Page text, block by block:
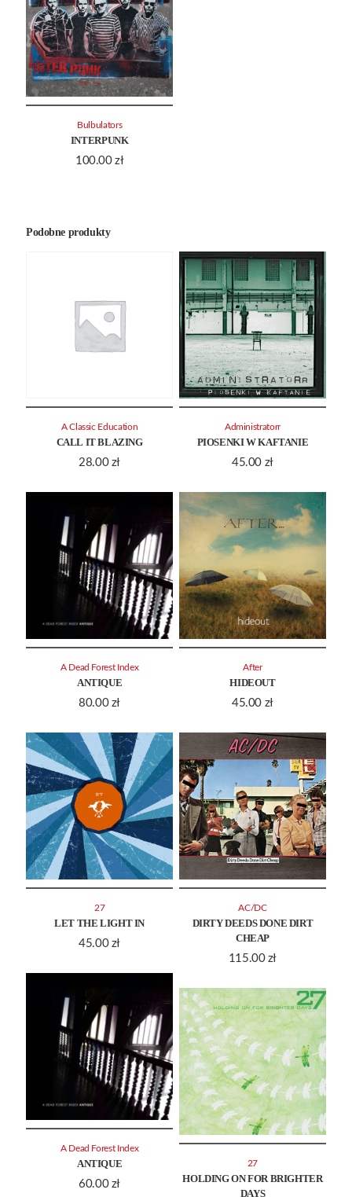
INTERPUNK
100.00 zł
Bulbulators
Podobne produkty
CALL IT BLAZING
28.00 zł
A Classic Education
PIOSENKI W KAFTANIE
45.00 zł
Administratorr
ANTIQUE
80.00 zł
A Dead Forest Index
HIDEOUT
45.00 zł
After
LET THE LIGHT IN
45.00 zł
27
DIRTY DEEDS DONE DIRT
CHEAP
115.00 zł
AC/DC
ANTIQUE
60.00 zł
A Dead Forest Index
HOLDING ON FOR BRIGHTER
DAYS
27